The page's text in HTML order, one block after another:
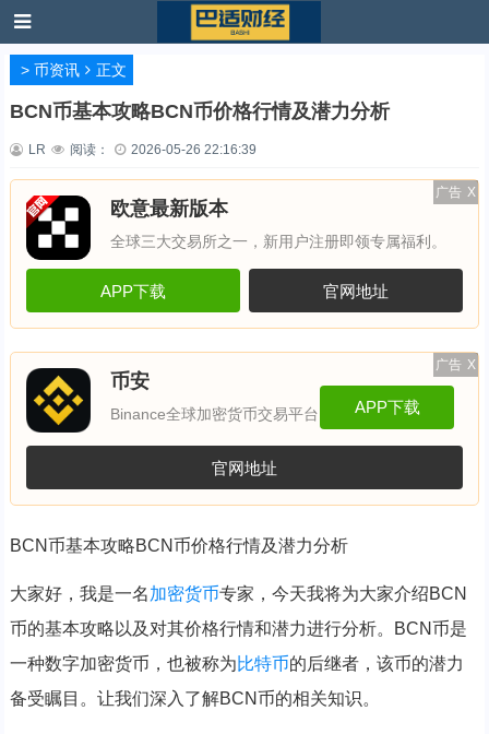
> 币资讯 正文
BCN币基本攻略BCN币价格行情及潜力分析
LR 阅读： 2026-05-26 22:16:39
广告 X
欧意最新版本
全球三大交易所之一，新用户注册即领专属福利。
APP下载 官网地址
广告 X
币安
Binance全球加密货币交易平台 APP下载
官网地址
BCN币基本攻略BCN币价格行情及潜力分析
大家好，我是一名加密货币专家，今天我将为大家介绍BCN
币的基本攻略以及对其价格行情和潜力进行分析。BCN币是
一种数字加密货币，也被称为比特币的后继者，该币的潜力
备受瞩目。让我们深入了解BCN币的相关知识。